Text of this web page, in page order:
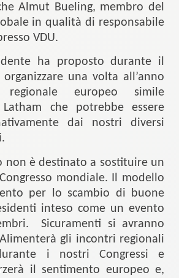
Almut Bueling, membro del
in qualità di responsabile
VDU.
ha proposto durante il
una volta all’anno
europeo simile
che potrebbe essere
dai nostri diversi
non è destinato a sostituire un
mondiale. Il modello
per lo scambio di buone
inteso come un evento
Sicuramenti si avranno
gli incontri regionali
i nostri Congressi e
il sentimento europeo e,